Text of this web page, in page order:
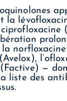
la
la
—
liste des